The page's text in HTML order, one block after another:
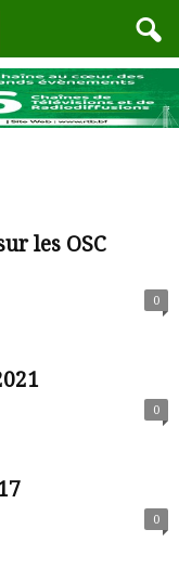
les OSC
0
0
0